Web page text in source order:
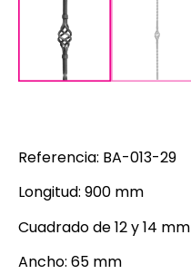
Referencia: BA-013-29
Longitud: 900 mm
Cuadrado de 12 y 14 mm
Ancho: 65 mm